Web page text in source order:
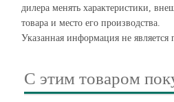
дилера менять характеристики,
товара и место его производства.
Указанная информация не
С этим товаром